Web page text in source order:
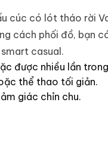
cúc có lót tháo rời
cách phối đồ, bạn
casual.
được nhiều lần
thể thao tối giản.
giác chỉn chu.